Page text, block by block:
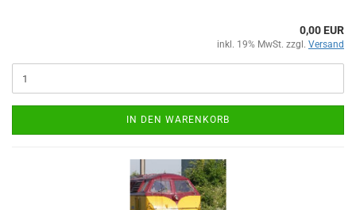
0,00 EUR
inkl. 19% MwSt. zzgl. Versand
IN DEN WARENKORB